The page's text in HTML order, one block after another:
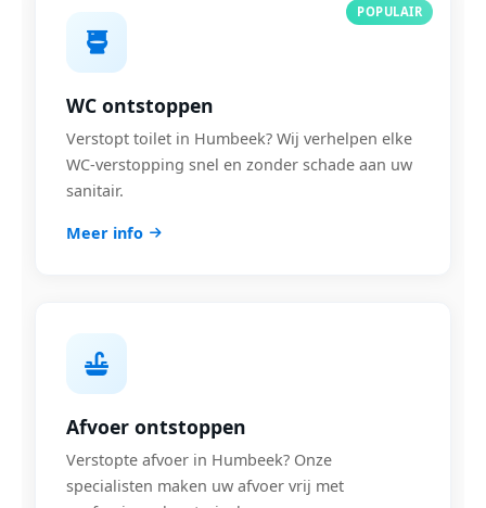
POPULAIR
WC ontstoppen
Verstopt toilet in Humbeek? Wij verhelpen elke
WC-verstopping snel en zonder schade aan uw
sanitair.
Meer info
Afvoer ontstoppen
Verstopte afvoer in Humbeek? Onze
specialisten maken uw afvoer vrij met